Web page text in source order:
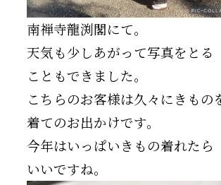
南禅寺龍渕閣にて。
天気も少しあがって写真をとる
こともできました。
こちらのお客様は久々にきもの
着てのお出かけです。
今年はいっぱいきもの着れたら
いいですね。